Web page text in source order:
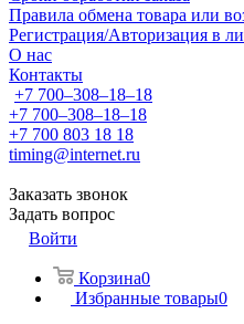
Правила обмена товара или
Регистрация/Авторизация в
О нас
Контакты
+7 700‒308‒18‒18
+7 700‒308‒18‒18
+7 700 803 18 18
timing@internet.ru
Заказать звонок
Задать вопрос
Войти
Корзина0
Избранные товары0